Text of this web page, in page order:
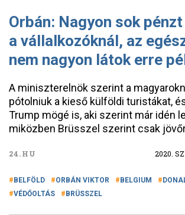
Orbán: Nagyon sok
a vállalkozóknál, az
nem nagyon látok erre
A miniszterelnök szerint a
pótolniuk a kieső külföldi turistákat,
Trump mögé is, aki szerint már idén
miközben Brüsszel szerint csak
24.HU 2020.
BELFÖLD ORBÁN VIKTOR BELGIUM
VÉDŐOLTÁS
BRÜSSZEL